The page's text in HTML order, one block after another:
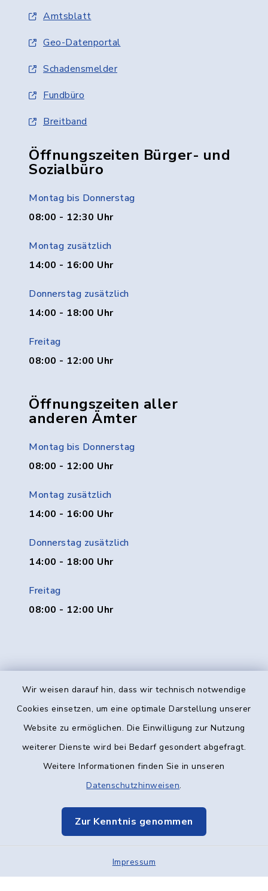
Wir weisen darauf hin, dass wir technisch notwendige
Cookies einsetzen, um eine optimale Darstellung unserer
Website zu ermöglichen. Die Einwilligung zur Nutzung
weiterer Dienste wird bei Bedarf gesondert abgefragt.
Weitere Informationen finden Sie in unseren
Datenschutzhinweisen.
Zur Kenntnis genommen
Impressum
Amtsblatt
Geo-Datenportal
Schadensmelder
Fundbüro
Breitband
Öffnungszeiten Bürger- und
Sozialbüro
Montag bis Donnerstag
08:00 - 12:30 Uhr
Montag zusätzlich
14:00 - 16:00 Uhr
Donnerstag zusätzlich
14:00 - 18:00 Uhr
Freitag
08:00 - 12:00 Uhr
Öffnungszeiten aller
anderen Ämter
Montag bis Donnerstag
08:00 - 12:00 Uhr
Montag zusätzlich
14:00 - 16:00 Uhr
Donnerstag zusätzlich
14:00 - 18:00 Uhr
Freitag
08:00 - 12:00 Uhr
Kontakt
Datenschutz
Elektronische Kommunikation
Sitemap